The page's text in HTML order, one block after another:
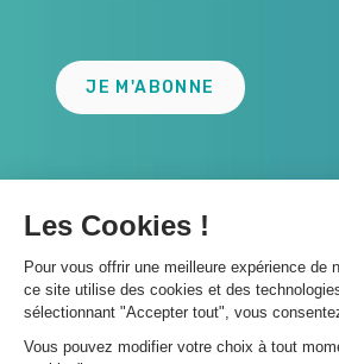
JE M'ABONNE